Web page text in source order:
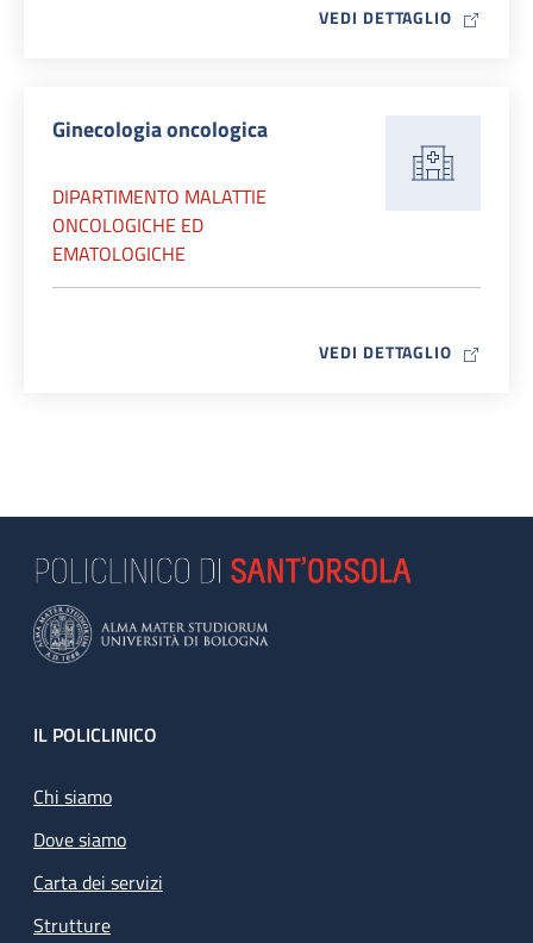
VEDI DETTAGLIO MAP ICON
Ginecologia oncologica
DIPARTIMENTO MALATTIE
ONCOLOGICHE ED
EMATOLOGICHE
VEDI DETTAGLIO MAP ICON
Footer
IL POLICLINICO
Chi siamo
Dove siamo
Carta dei servizi
Strutture